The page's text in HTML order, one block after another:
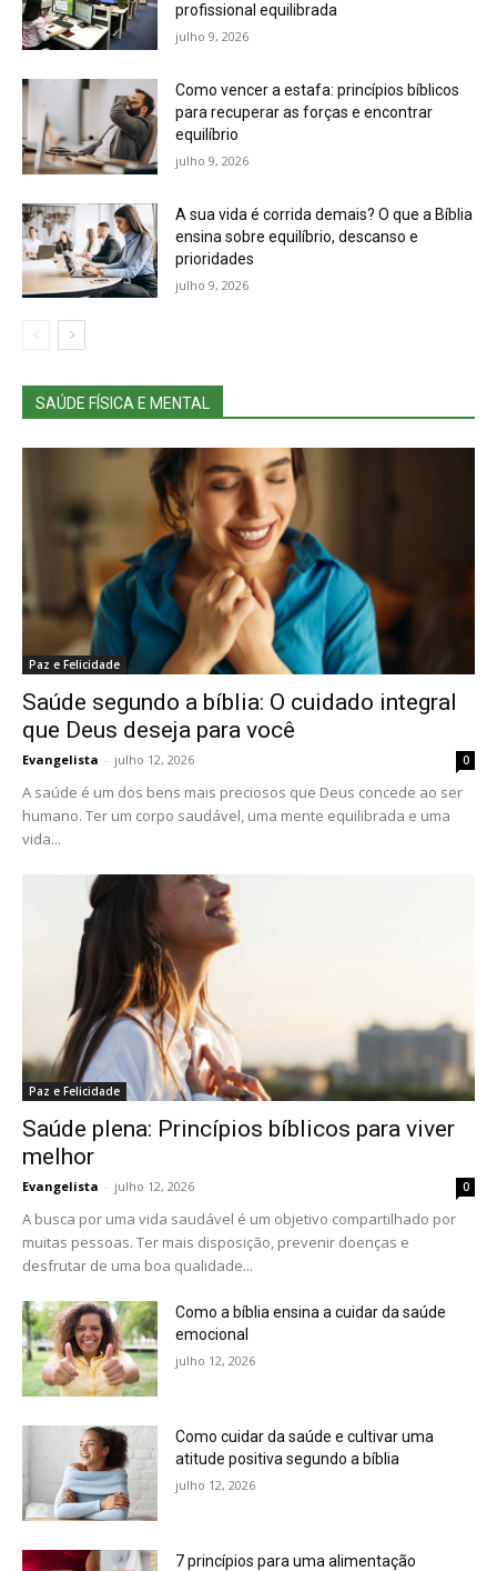
profissional equilibrada
julho 9, 2026
Como vencer a estafa: princípios bíblicos
para recuperar as forças e encontrar
equilíbrio
julho 9, 2026
A sua vida é corrida demais? O que a Bíblia
ensina sobre equilíbrio, descanso e
prioridades
julho 9, 2026
SAÚDE FÍSICA E MENTAL
Paz e Felicidade
Saúde segundo a bíblia: O cuidado integral
que Deus deseja para você
Evangelista - julho 12, 2026 0
A saúde é um dos bens mais preciosos que Deus concede ao ser
humano. Ter um corpo saudável, uma mente equilibrada e uma
vida...
Paz e Felicidade
Saúde plena: Princípios bíblicos para viver
melhor
Evangelista - julho 12, 2026 0
A busca por uma vida saudável é um objetivo compartilhado por
muitas pessoas. Ter mais disposição, prevenir doenças e
desfrutar de uma boa qualidade...
Como a bíblia ensina a cuidar da saúde
emocional
julho 12, 2026
Como cuidar da saúde e cultivar uma
atitude positiva segundo a bíblia
julho 12, 2026
7 princípios para uma alimentação